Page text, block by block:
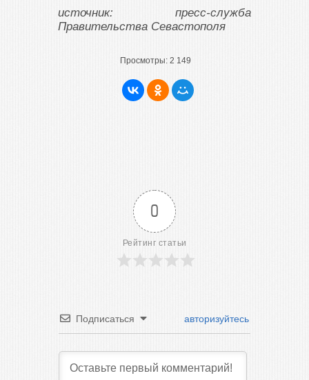
источник: пресс-служба
Правительства Севастополя
Просмотры: 2 149
0
Рейтинг статьи
Подписаться авторизуйтесь